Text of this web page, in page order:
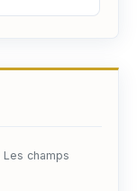
Les champs